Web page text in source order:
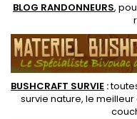
BLOG RANDONNEURS,
BUSHCRAFT SURVIE :
survie nature, le meilleur